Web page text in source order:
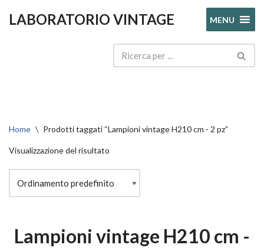
LABORATORIO VINTAGE MENU
Home \ Prodotti taggati “Lampioni vintage H210 cm - 2 pz”
Visualizzazione del risultato
Lampioni vintage H210 cm -